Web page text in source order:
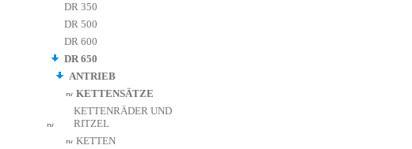
DR 350
DR 500
DR 600
DR 650
ANTRIEB
KETTENSÄTZE
KETTENRÄDER UND
RITZEL
KETTEN